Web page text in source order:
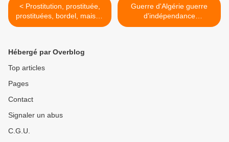
< Prostitution, prostituée,
prostituées, bordel, maison
close, proxénétisme,
Guerre d'Algérie guerre
d'indépendance
autodétermination algérie
Hébergé par Overblog
Top articles
Pages
Contact
Signaler un abus
C.G.U.